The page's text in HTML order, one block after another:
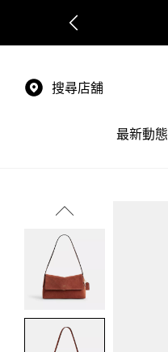
搜尋店舖
最新動態